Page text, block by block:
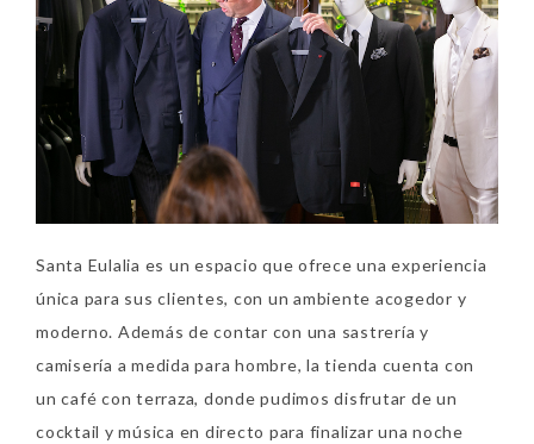
Santa Eulalia es un espacio que ofrece una experiencia
única para sus clientes, con un ambiente acogedor y
moderno. Además de contar con una sastrería y
camisería a medida para hombre, la tienda cuenta con
un café con terraza, donde pudimos disfrutar de un
cocktail y música en directo para finalizar una noche